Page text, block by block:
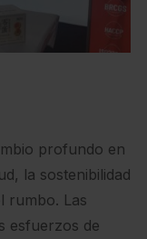
profundo en
la sostenibilidad
rumbo. Las
esfuerzos de